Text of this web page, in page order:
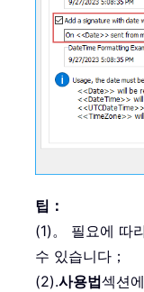
팁：
(1)。 필요에 따
수 있습니다；
(2).사용법섹션